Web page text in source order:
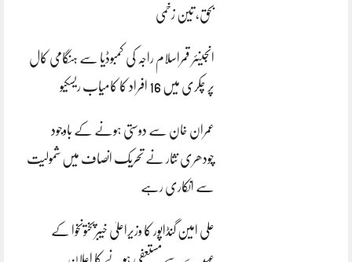
بحق، تین زخمی
انجینئر قمراسلام راجہ کی کمبوڈیا سے ہنگامی کال
پر چکری میں 16 افراد کا کامیاب ریسکیو
عمران خان سے دوستی ہونے کے باوجود
چودھری نثار نے تحریک انصاف میں شمولیت
سے انکاری رہے
علی امین گنڈاپور کا وزیراعلیٰ خیبرپختونخوا کے
عہدے سے مستعفی ہونے کا اعلان